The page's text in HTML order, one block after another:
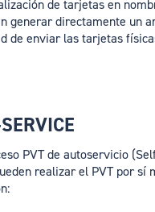
de tarjetas en
generar directamente un
de enviar las tarjetas
PVT de autoservicio
realizar el PVT por